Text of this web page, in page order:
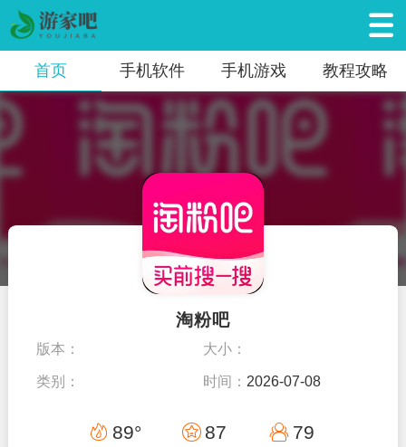
首页 手机软件 手机游戏 教程攻略
淘粉吧
版本： 大小：
类别： 时间： 2026-07-08
89° 87 79